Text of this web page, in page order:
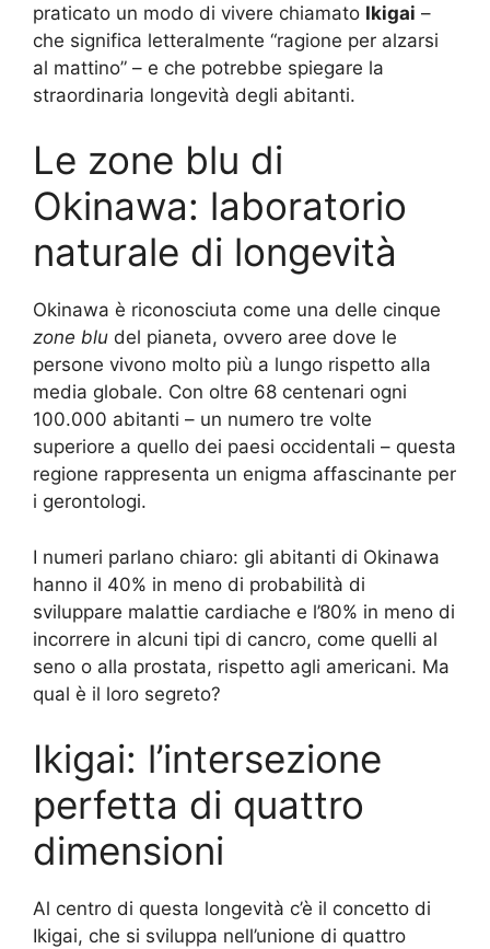
praticato un modo di vivere chiamato Ikigai –
che significa letteralmente “ragione per alzarsi
al mattino” – e che potrebbe spiegare la
straordinaria longevità degli abitanti.
Le zone blu di
Okinawa: laboratorio
naturale di longevità
Okinawa è riconosciuta come una delle cinque
zone blu del pianeta, ovvero aree dove le
persone vivono molto più a lungo rispetto alla
media globale. Con oltre 68 centenari ogni
100.000 abitanti – un numero tre volte
superiore a quello dei paesi occidentali – questa
regione rappresenta un enigma affascinante per
i gerontologi.
I numeri parlano chiaro: gli abitanti di Okinawa
hanno il 40% in meno di probabilità di
sviluppare malattie cardiache e l’80% in meno di
incorrere in alcuni tipi di cancro, come quelli al
seno o alla prostata, rispetto agli americani. Ma
qual è il loro segreto?
Ikigai: l’intersezione
perfetta di quattro
dimensioni
Al centro di questa longevità c’è il concetto di
Ikigai, che si sviluppa nell’unione di quattro